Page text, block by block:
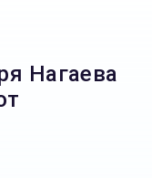
Нагаева